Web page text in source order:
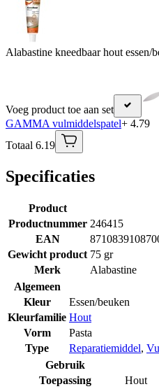
Alabastine kneedbaar hout essen/
Voeg product toe aan set
GAMMA vulmiddelspatel+ 4.79
Totaal 6.19
Specificaties
Product
Productnummer 246415
EAN
Gewicht product 75 gr
Merk
Alabastine
Algemeen
Kleur
Essen/beuken
Kleurfamilie Hout
Vorm
Pasta
Type
Reparatiemiddel,
Gebruik
Toepassing
Hout